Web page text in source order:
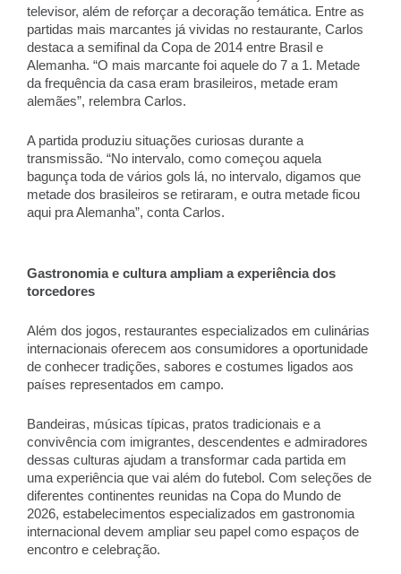
televisor, além de reforçar a decoração temática. Entre as
partidas mais marcantes já vividas no restaurante, Carlos
destaca a semifinal da Copa de 2014 entre Brasil e
Alemanha. “O mais marcante foi aquele do 7 a 1. Metade
da frequência da casa eram brasileiros, metade eram
alemães”, relembra Carlos.
A partida produziu situações curiosas durante a
transmissão. “No intervalo, como começou aquela
bagunça toda de vários gols lá, no intervalo, digamos que
metade dos brasileiros se retiraram, e outra metade ficou
aqui pra Alemanha”, conta Carlos.
Gastronomia e cultura ampliam a experiência dos
torcedores
Além dos jogos, restaurantes especializados em culinárias
internacionais oferecem aos consumidores a oportunidade
de conhecer tradições, sabores e costumes ligados aos
países representados em campo.
Bandeiras, músicas típicas, pratos tradicionais e a
convivência com imigrantes, descendentes e admiradores
dessas culturas ajudam a transformar cada partida em
uma experiência que vai além do futebol. Com seleções de
diferentes continentes reunidas na Copa do Mundo de
2026, estabelecimentos especializados em gastronomia
internacional devem ampliar seu papel como espaços de
encontro e celebração.